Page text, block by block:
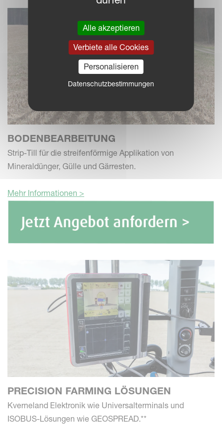
BODENBEARBEITUNG
Strip-Till für die streifenförmige Applikation von
Mineraldünger, Gülle und Gärresten.
Mehr Informationen >
PRECISION FARMING LÖSUNGEN
Kverneland Elektronik wie Universalterminals und
ISOBUS-Lösungen wie GEOSPREAD.**
Alle akzeptieren
Verbiete alle Cookies
Personalisieren
Datenschutzbestimmungen